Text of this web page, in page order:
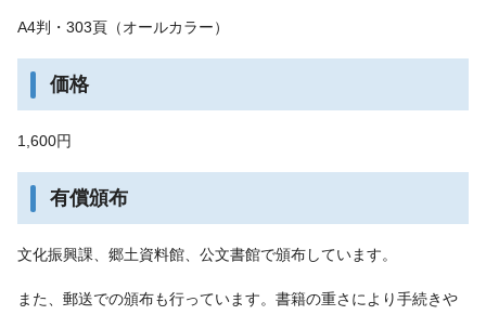
A4判・303頁（オールカラー）
価格
1,600円
有償頒布
文化振興課、郷土資料館、公文書館で頒布しています。
また、郵送での頒布も行っています。書籍の重さにより手続きや